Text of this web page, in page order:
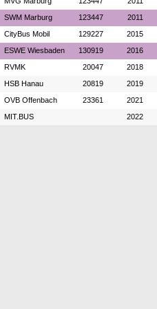
SWM Marburg 123447 2011
CityBus Mobil 129227 2015
ESWE Wiesbaden 130919 2016
RVMK 20047 2018
HSB Hanau 20819 2019
OVB Offenbach 23361 2021
MIT.BUS 2022